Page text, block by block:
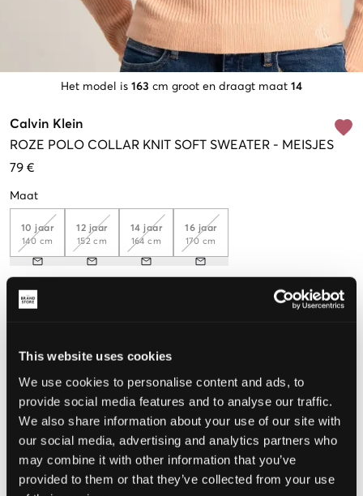
This website uses cookies
We use cookies to personalise content and ads, to
provide social media features and to analyse our traffic.
We also share information about your use of our site with
our social media, advertising and analytics partners who
may combine it with other information that you’ve
provided to them or that they’ve collected from your use
Het model is 163 cm groot en draagt maat 14
Calvin Klein
ROZE POLO COLLAR KNIT SOFT SWEATER - MEISJES
79 €
Maat
10 jaar
140 cm
12 jaar
152 cm
14 jaar
164 cm
16 jaar
170 cm
De maat lijkt
KIES EEN MAAT
Snelle levering
Gratis verzending vanaf €69
Recht op herroeping binnen 60 dagen